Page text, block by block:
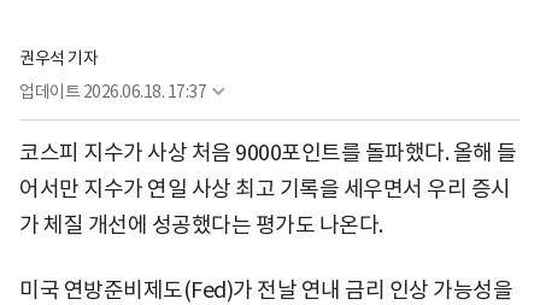
권우석 기자
업데이트 2026.06.18. 17:37
코스피 지수가 사상 처음 9000포인트를 돌파했다. 올해 들
어서만 지수가 연일 사상 최고 기록을 세우면서 우리 증시
가 체질 개선에 성공했다는 평가도 나온다.
미국 연방준비제도(Fed)가 전날 연내 금리 인상 가능성을